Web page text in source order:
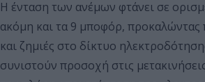
Η ένταση των ανέμων φτάνει σε
ακόμη και τα 9 μποφόρ, προκαλώντας
και ζημιές στο δίκτυο
συνιστούν προσοχή στις